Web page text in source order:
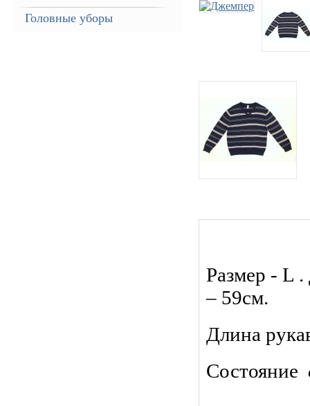
Головные уборы
Размер - L
– 59см.
Длина
Состояние